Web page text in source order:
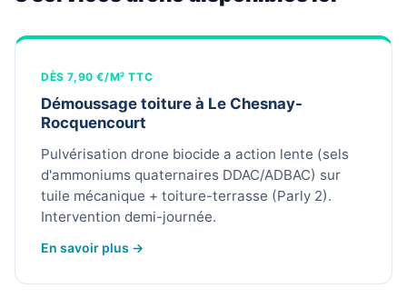
DÈS 7,90 €/M² TTC
Démoussage toiture à Le Chesnay-
Rocquencourt
Pulvérisation drone biocide a action lente (sels
d'ammoniums quaternaires DDAC/ADBAC) sur
tuile mécanique + toiture-terrasse (Parly 2).
Intervention demi-journée.
En savoir plus →